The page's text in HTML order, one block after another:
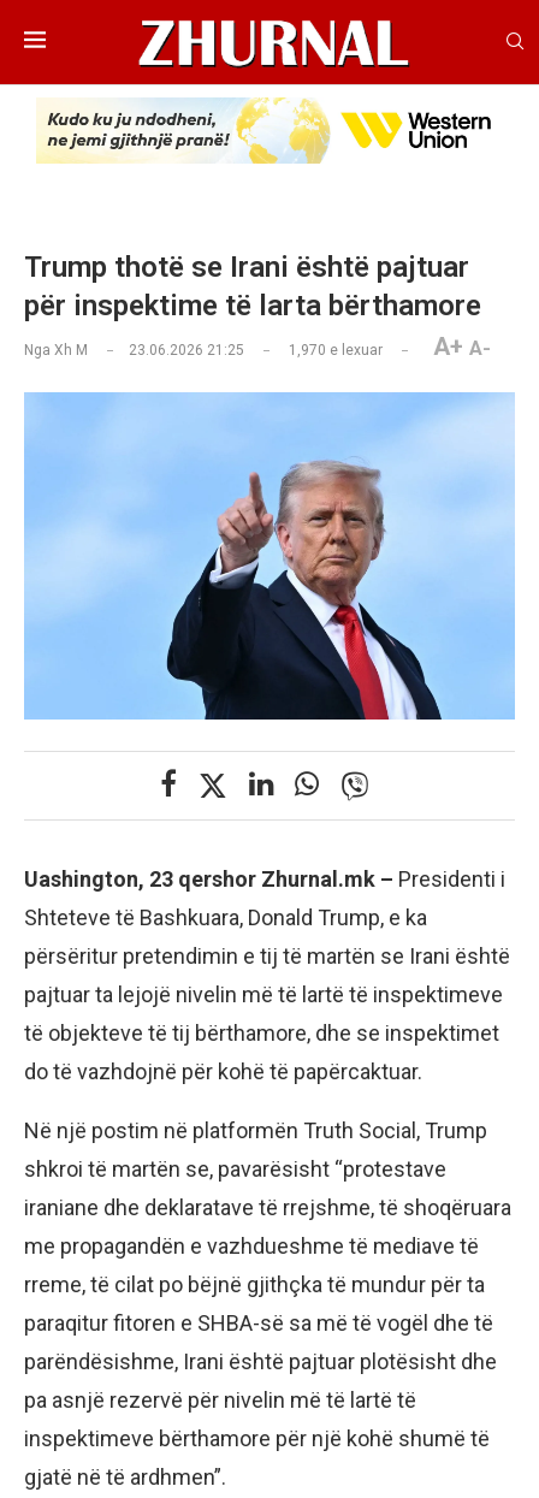
Trump thotë se Irani është pajtuar
për inspektime të larta bërthamore
Nga Xh M 23.06.2026 21:25 1,970 e lexuar A+ A-
Uashington, 23 qershor Zhurnal.mk – Presidenti i
Shteteve të Bashkuara, Donald Trump, e ka
përsëritur pretendimin e tij të martën se Irani është
pajtuar ta lejojë nivelin më të lartë të inspektimeve
të objekteve të tij bërthamore, dhe se inspektimet
do të vazhdojnë për kohë të papërcaktuar.
Në një postim në platformën Truth Social, Trump
shkroi të martën se, pavarësisht “protestave
iraniane dhe deklaratave të rrejshme, të shoqëruara
me propagandën e vazhdueshme të mediave të
rreme, të cilat po bëjnë gjithçka të mundur për ta
paraqitur fitoren e SHBA-së sa më të vogël dhe të
parëndësishme, Irani është pajtuar plotësisht dhe
pa asnjë rezervë për nivelin më të lartë të
inspektimeve bërthamore për një kohë shumë të
gjatë në të ardhmen”.